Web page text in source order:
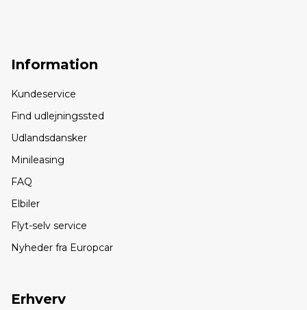
Information
Kundeservice
Find udlejningssted
Udlandsdansker
Minileasing
FAQ
Elbiler
Flyt-selv service
Nyheder fra Europcar
Erhverv